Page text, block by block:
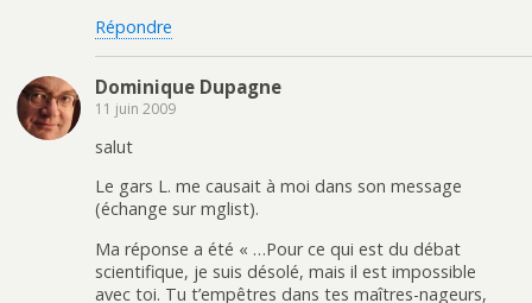
Répondre
Dominique Dupagne
11 juin 2009
salut
Le gars L. me causait à moi dans son message
(échange sur mglist).
Ma réponse a été « …Pour ce qui est du débat
scientifique, je suis désolé, mais il est impossible
avec toi. Tu t’empêtres dans tes maîtres-nageurs,